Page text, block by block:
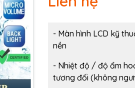
- Màn hình LCD kỹ
nền
- Nhiệt độ / độ ẩm
tương đối (không
Điều kiện: